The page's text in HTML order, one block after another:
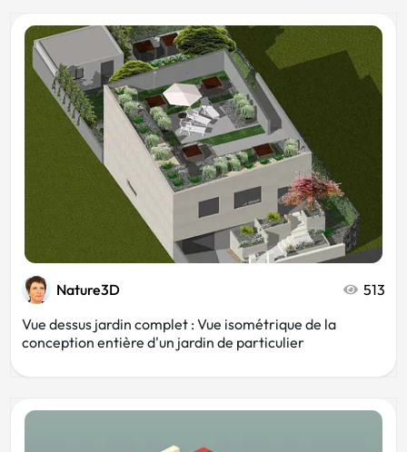
Nature3D
513
Vue dessus jardin complet : Vue isométrique de la
conception entière d'un jardin de particulier